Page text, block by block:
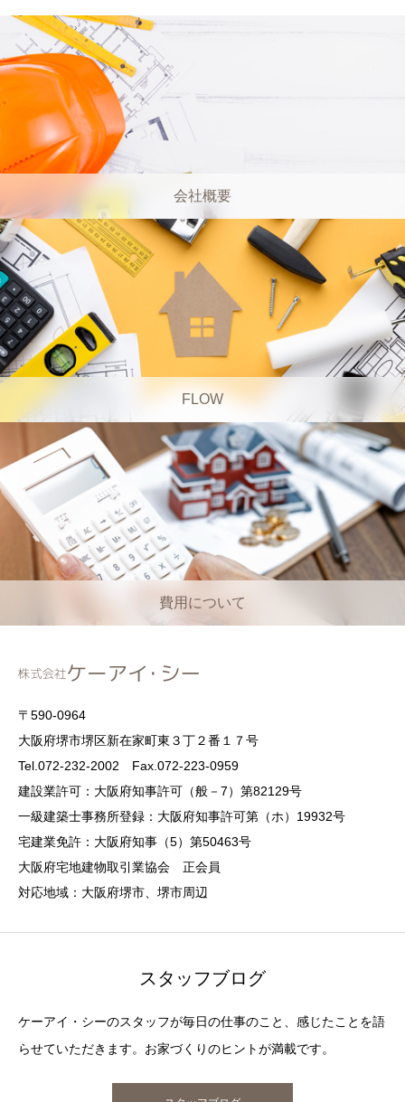
会社概要
FLOW
費用について
〒590-0964
大阪府堺市堺区新在家町東３丁２番１７号
Tel.072-232-2002 Fax.072-223-0959
建設業許可：大阪府知事許可（般－7）第82129号
一級建築士事務所登録：大阪府知事許可第（ホ）19932号
宅建業免許：大阪府知事（5）第50463号
大阪府宅地建物取引業協会 正会員
対応地域：大阪府堺市、堺市周辺
スタッフブログ
ケーアイ・シーのスタッフが毎日の仕事のこと、感じたことを語
らせていただきます。お家づくりのヒントが満載です。